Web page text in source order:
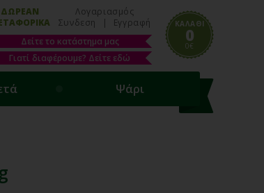
ΚΑΛΑΘΙ
0
0€
Λογαριασμός
Συνδεση
| Εγγραφή
ΔΩΡΕΑΝ
Δείτε το κατάστημα μας
Γιατί διαφέρουμε? Δείτε εδώ
Ψάρι